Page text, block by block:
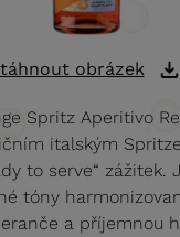
obrázek
Spritz Aperitivo
italským
to serve“ zážitek.
tóny
a příjemnou